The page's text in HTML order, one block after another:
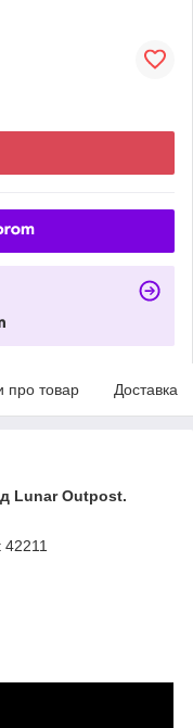
про товар Доставка
Lunar Outpost.
42211